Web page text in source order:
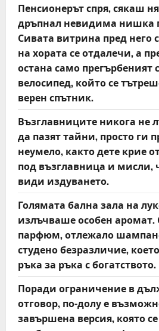
Пенсионерът спря, сякаш
дръпнал невидима нишка
Сивата витрина пред него
на хората се отдалечи, а
остана само прегърбеният
велосипед, който се
верен спътник.
Възглавниците никога не
да пазят тайни, просто ги
неумело, както дете крие
под възглавница и мисли,
види издуването.
Голямата бална зала на
излъчваше особен аромат.
парфюм, отлежало
студено безразличие,
ръка за ръка с богатството.
Поради ограничение в
отговор, по-долу е
завършена версия, която